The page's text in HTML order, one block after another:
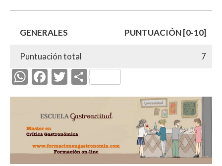
GENERALES PUNTUACIÓN [0-10]
Puntuación total 7
W
h
at
s
A
p
F
ac
e
b
o
o
T
w
itt
er
C
o
p
ar
ti